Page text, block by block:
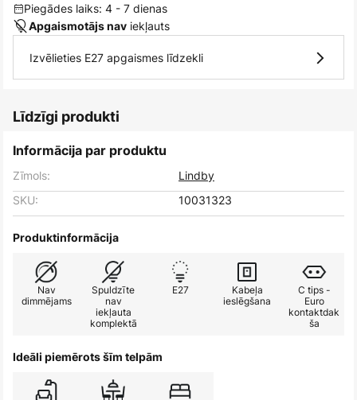
Piegādes laiks: 4 - 7 dienas
Apgaismotājs nav iekļauts
Izvēlieties E27 apgaismes līdzekli
Līdzīgi produkti
Informācija par produktu
Zīmols:
Lindby
SKU:
10031323
Produktinformācija
Nav
dimmējams
Spuldzīte
nav
iekļauta
komplektā
E27
Kabeļa
ieslēgšana
C tips -
Euro
kontaktdak
ša
Ideāli piemērots šīm telpām